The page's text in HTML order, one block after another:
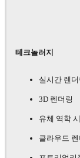
테크놀러지
실시간 렌더
3D 렌더링
유체 역학
클라우드 렌